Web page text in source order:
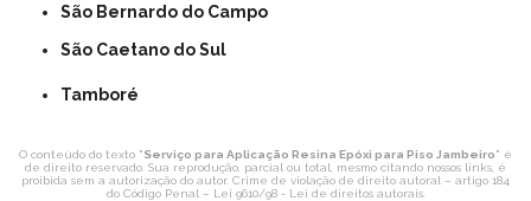
São Bernardo do Campo
São Caetano do Sul
Tamboré
O conteúdo do texto "Serviço para Aplicação Resina Epóxi para Piso Jambeiro" é
de direito reservado. Sua reprodução, parcial ou total, mesmo citando nossos links, é
proibida sem a autorização do autor. Crime de violação de direito autoral – artigo 184
do Código Penal – Lei 9610/98 - Lei de direitos autorais.